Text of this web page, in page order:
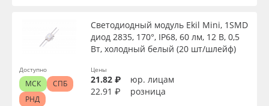
Заготовки для сувениров
Светодиодный модуль Ekil Mini, 1SMD
диод 2835, 170°, IP68, 60 лм, 12 В, 0,5
Вт, холодный белый (20 шт/шлейф)
Цены
21.82 ₽
юр. лицам
22.91 ₽
розница
Доступно
МСК
СПБ
РНД